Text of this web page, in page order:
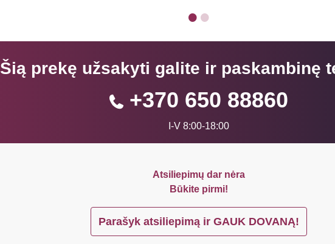
Šią prekę užsakyti galite ir paskambinę
+370 650 88860
I-V 8:00-18:00
Atsiliepimų dar nėra
Būkite pirmi!
Parašyk atsiliepimą ir GAUK DOVANĄ!